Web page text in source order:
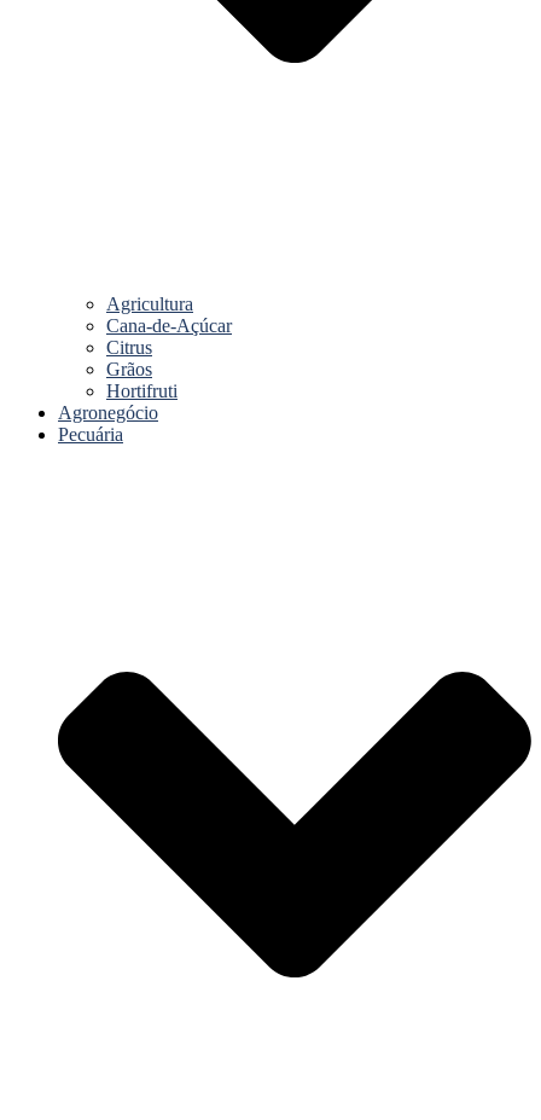
Agricultura
Cana-de-Açúcar
Citrus
Grãos
Hortifruti
Agronegócio
Pecuária